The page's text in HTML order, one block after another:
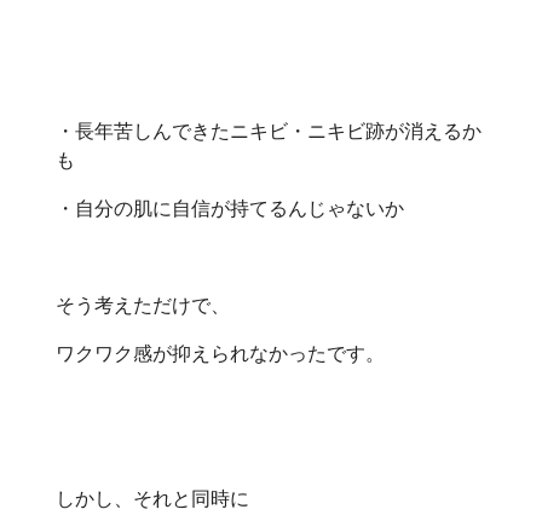
・長年苦しんできたニキビ・ニキビ跡が消えるか
も
・自分の肌に自信が持てるんじゃないか
そう考えただけで、
ワクワク感が抑えられなかったです。
しかし、それと同時に